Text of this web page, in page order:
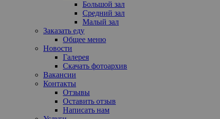
Большой зал
Средний зал
Малый зал
Заказать еду
Общее меню
Новости
Галерея
Скачать фотоархив
Вакансии
Контакты
Отзывы
Оставить отзыв
Написать нам